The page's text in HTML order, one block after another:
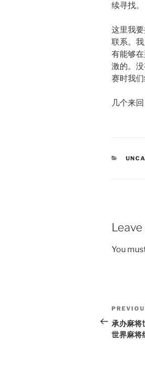
续寻找。
这里我
联系。
有能够
激的。
赛时我
几个来
You
Post
Post
承办麻将
世界麻将